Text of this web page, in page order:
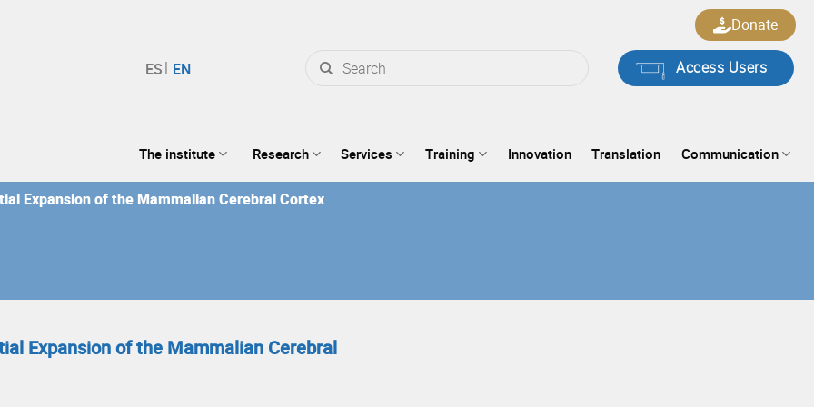
for:
Access Users
Donate
The institute Research Services Training Innovation Translation Communication
Expansion of the Mammalian Cerebral Cortex
Expansion of the Mammalian Cerebral